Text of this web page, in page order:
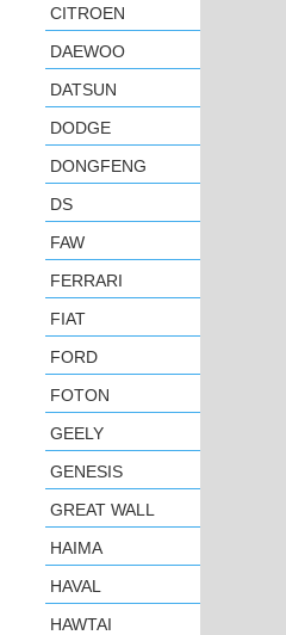
CITROEN
DAEWOO
DATSUN
DODGE
DONGFENG
DS
FAW
FERRARI
FIAT
FORD
FOTON
GEELY
GENESIS
GREAT WALL
HAIMA
HAVAL
HAWTAI